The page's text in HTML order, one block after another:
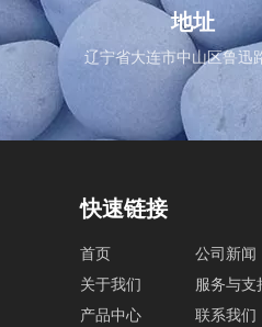
地址
辽宁省大连市中山区鲁迅
快速链接
首页
关于我们
产品中心
公司新闻
服务与支
联系我们